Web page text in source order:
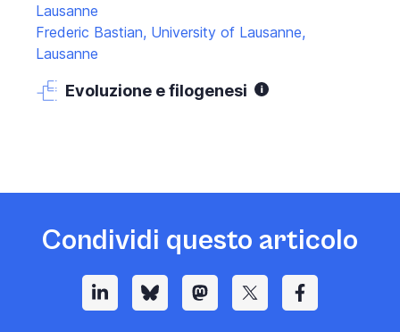
Lausanne
Frederic Bastian, University of Lausanne,
Lausanne
Evoluzione e filogenesi
Condividi questo articolo